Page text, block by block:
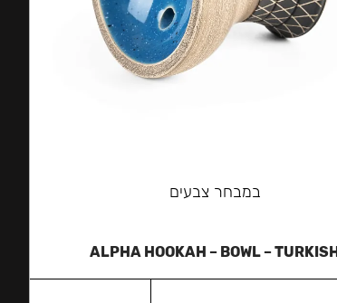
במבחר צבעים
ALPHA HOOKAH – BOWL – TURKISH